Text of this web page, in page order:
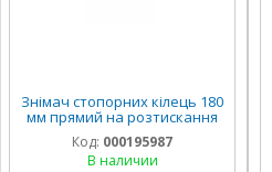
Знімач стопорних кілець 180
мм прямий на розтискання
INGCO
Код: 000195987
В наличии